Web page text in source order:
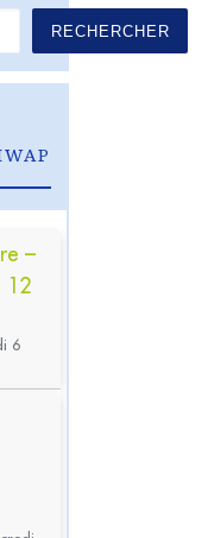
RECHERCHER